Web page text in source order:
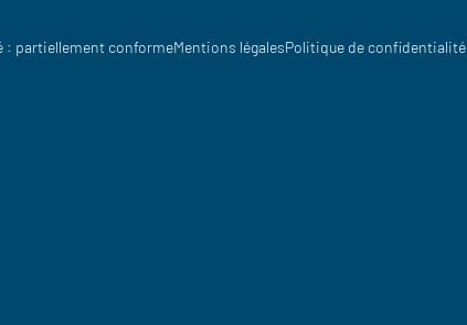
: partiellement conformeMentions légalesPolitique de confidentialité